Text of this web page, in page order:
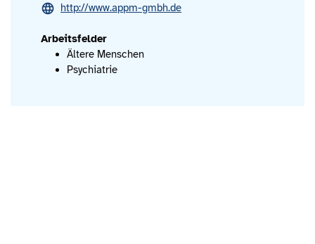
http://www.appm-gmbh.de
Arbeitsfelder
Ältere Menschen
Psychiatrie